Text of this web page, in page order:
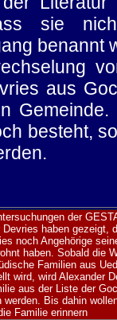
sie
benannt
aus
besteht,
der
Devries haben gezeigt,
noch Angehörige
haben. Sobald die
Familien aus
wird, wird Alexander
aus der Liste der
werden. Bis dahin
Familie erinnern